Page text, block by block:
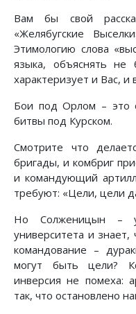
Вам бы свой
«Желябугские
Этимологию слова
языка, объяснять не
характеризует и Вас,
Бои под Орлом – это
битвы под Курском.
Смотрите что
бригады, и комбриг
и командующий
требуют: «Цели, цели
Но Солженицын –
университета и знает,
командование –
могут быть цели?
инверсия не помеха:
так, что остановлено